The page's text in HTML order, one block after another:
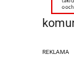
REKLAMA